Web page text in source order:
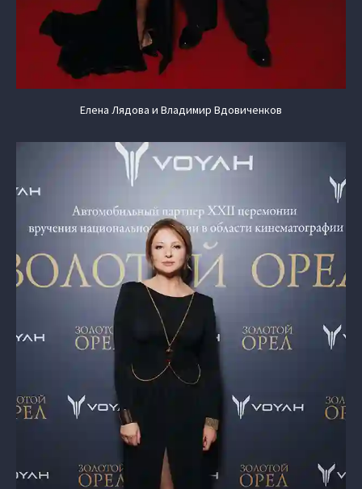
Елена Лядова и Владимир Вдовиченков